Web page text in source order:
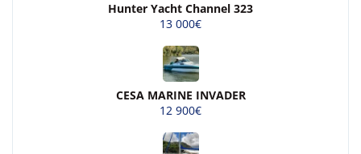
Hunter Yacht Channel 323
13 000€
CESA MARINE INVADER
12 900€